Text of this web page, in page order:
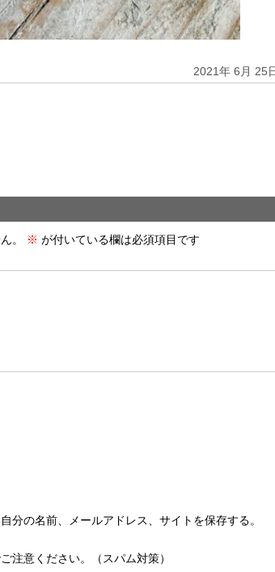
2021年 6月 25
。 ※ が付いている欄は必須項目です
分の名前、メールアドレス、サイトを保存する。
注意ください。（スパム対策）